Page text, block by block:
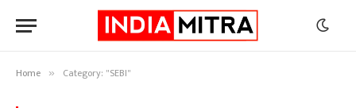
Home » Category: "SEBI"